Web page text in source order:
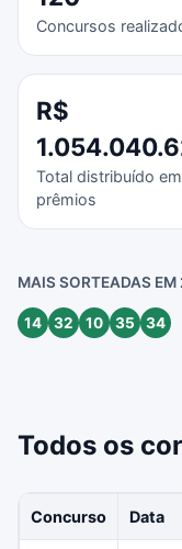
Concursos
R$
Total distribuído em
prêmios
MAIS SORTEADAS EM
14 32 10 35 34
Todos os
Concurso Data